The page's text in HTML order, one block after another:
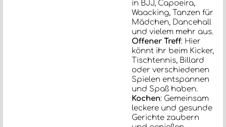
in BJJ, Capoeira,
Waacking, Tanzen für
Mädchen, Dancehall
und vielem mehr aus.
Offener Treff: Hier
könnt ihr beim Kicker,
Tischtennis, Billard
oder verschiedenen
Spielen entspannen
und Spaß haben.
Kochen: Gemeinsam
leckere und gesunde
Gerichte zaubern